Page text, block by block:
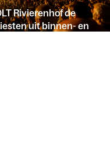
Rivierenhof de
uit binnen- en